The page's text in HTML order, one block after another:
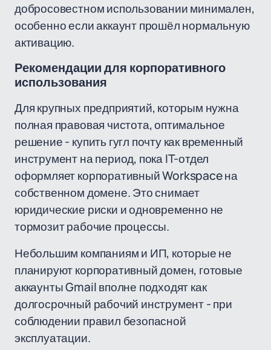
добросовестном использовании минимален,
особенно если аккаунт прошёл нормальную
активацию.
Рекомендации для корпоративного
использования
Для крупных предприятий, которым нужна
полная правовая чистота, оптимальное
решение - купить гугл почту как временный
инструмент на период, пока IT-отдел
оформляет корпоративный Workspace на
собственном домене. Это снимает
юридические риски и одновременно не
тормозит рабочие процессы.
Небольшим компаниям и ИП, которые не
планируют корпоративный домен, готовые
аккаунты Gmail вполне подходят как
долгосрочный рабочий инструмент - при
соблюдении правил безопасной
эксплуатации.